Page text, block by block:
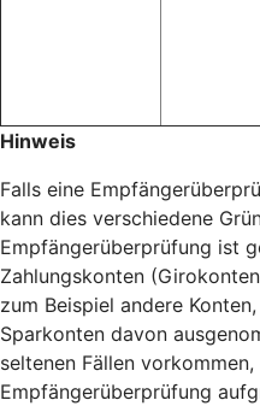
Hinweis
Falls eine
kann dies verschiedene
Empfängerüberprüfung ist
Zahlungskonten
zum Beispiel andere
Sparkonten davon
seltenen Fällen
Empfängerüberprüfung